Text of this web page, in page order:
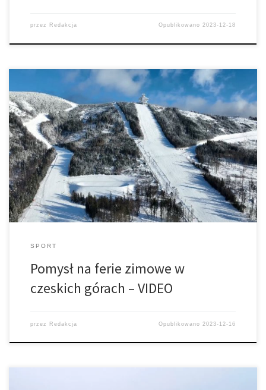
przez Redakcja Opublikowano2023-12-18
Wrażenia z wyjazdu do czeskich ośrodków tuż za naszą
południową granicą
SPORT
Pomysł na ferie zimowe w
czeskich górach – VIDEO
przez Redakcja Opublikowano 2023-12-16